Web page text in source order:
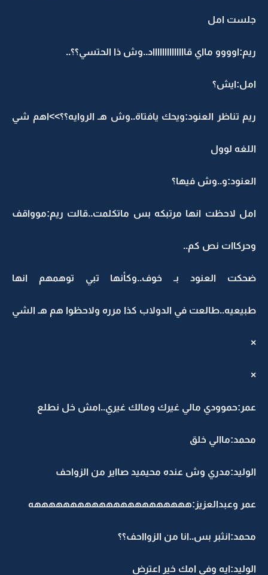
جلست امل
ريم:اوووو مااي قااااااااااااااد..وش ذا الحتسي؟؟..
امل:ايش؟
ريم تناظر العنود:ويحك يافتاة..وش هـ الروايه؟؟>>اهم شي
اللغه لوول
العنود:و..وش فيها؟
امل لاحظت انها مرتبكه بس ماتكلمت..قالت ريم:موواقف
وحركاات نص كم..
ضحكت العنود بـ خوف..وكأنها تبي توهمهم انها
طبيعيه..طالعت في الدولاب كذا مرره ولاحظوا هم هـ الشي
×
×
عمر:حموودي مالي غيرك ومالك غيري..امش خل نطلع
محمد:ماالي خلق
الوليد:مدري وش عنده محيميد صااير من الزواحف
عمر وعبدالعزيز:ههههههههههههههههههههههه
محمد:انثبر بس..انا من الزوااحف؟؟
الوليد:ايه وفي امك خير اعترض